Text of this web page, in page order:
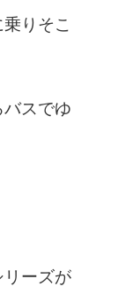
りそこ
スでゆ
ーズが